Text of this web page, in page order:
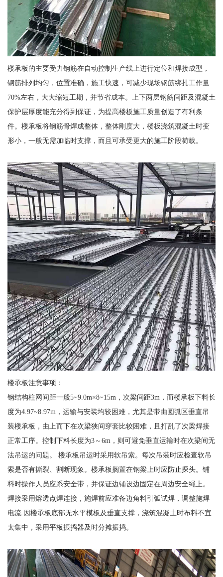
楼承板的主要受力钢筋在自动控制生产线上进行定位和焊接成型，
钢筋排列均匀，位置准确，施工快速，可减少现场钢筋绑扎工作量
70%左右，大大缩短工期，并节省成本。上下两层钢筋间距及混凝土
保护层厚度能充分得到保证，为提高楼板施工质量创造了有利条
件。楼承板将钢筋骨焊成整体，整体刚度大，楼板浇筑混凝土时变
形小，一般无需加临时支撑，而且可承受更大的施工阶段荷载。
楼承板注意事项：
钢结构柱网间距一般5~9.0m×8~15m，次梁间距3m，而楼承板下料长
度为4.97~8.97m，运输与安装均较困难，尤其是带由圆弧区垂直吊
装楼承板，由上而下在次梁狭间穿套比较困难，且打乱了次梁焊接
正常工序。控制下料长度为3～6m，则可避免垂直运输时在次梁间无
法吊运的问题。 楼承板吊运时采用软吊索。每次吊装时应检查软吊
索是否有撕裂、割断现象。楼承板搁置在钢梁上时应防止探头。铺
料时操作人员应系安全带，并保证边铺设边固定在周边安全绳上。
焊接采用熔透点焊连接，施焊前应准备边角料引弧试焊，调整施焊
电流.因楼承板底部无水平模板及垂直支撑，浇筑混凝土时布料不宜
太集中，采用平板振捣器及时分摊振捣。